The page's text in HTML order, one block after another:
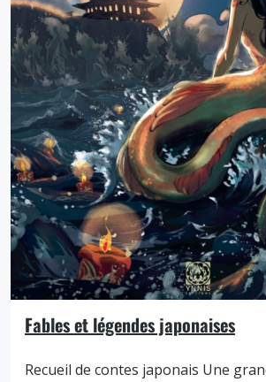
Fables et légendes japonaises
Recueil de contes japonais Une